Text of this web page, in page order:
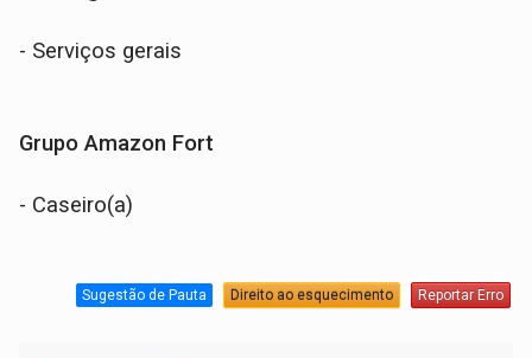
- Serviços gerais
Grupo Amazon Fort
- Caseiro(a)
Sugestão de Pauta Direito ao esquecimento Reportar Erro